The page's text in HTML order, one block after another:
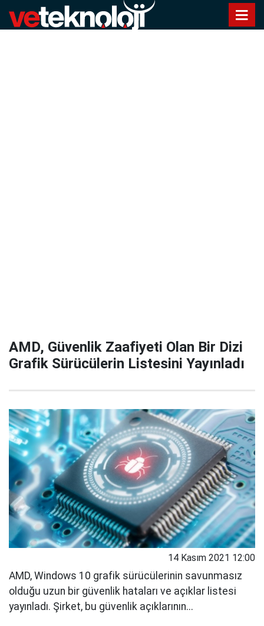
AMD, Güvenlik Zaafiyeti Olan Bir Dizi
Grafik Sürücülerin Listesini Yayınladı
14 Kasım 2021 12:00
AMD, Windows 10 grafik sürücülerinin savunmasız
olduğu uzun bir güvenlik hataları ve açıklar listesi
yayınladı. Şirket, bu güvenlik açıklarının...